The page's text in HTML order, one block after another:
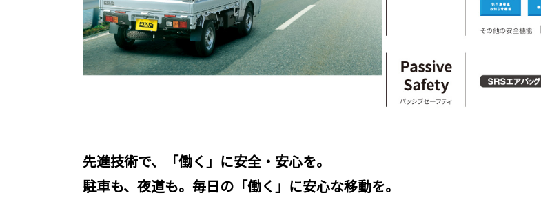
先進技術で、「働く」に安全・安心を。
駐車も、夜道も。毎日の「働く」に安心な移動を。